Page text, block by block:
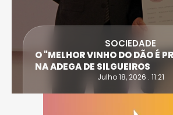
SOCIEDADE
ANTÓNIO SARAIVA E CARLA
VÍTIMAS DO ACIDENTE EM
Julho 14, 2026 . 15:30